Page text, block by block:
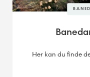
Her kan du finde